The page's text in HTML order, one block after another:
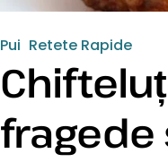
Pui Retete Rapide
fragede